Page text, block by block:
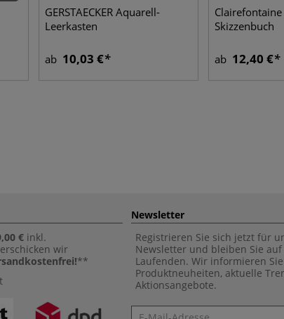
GERSTAECKER Aquarell-
Leerkasten
ab 10,03 €
Skizzenbuch
ab 12,40 €
€ inkl.
wir
**
Newsletter
Registrieren Sie sich jetzt für
Newsletter und bleiben Sie
Laufenden. Wir informieren
Produktneuheiten, aktuelle
Aktionsangebote.
Newsletter